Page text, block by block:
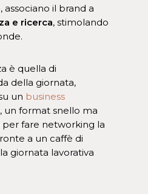
associano il brand a
e ricerca, stimolando
è quella di
della giornata,
un business
, un format snello ma
fare networking la
a un caffè di
giornata lavorativa